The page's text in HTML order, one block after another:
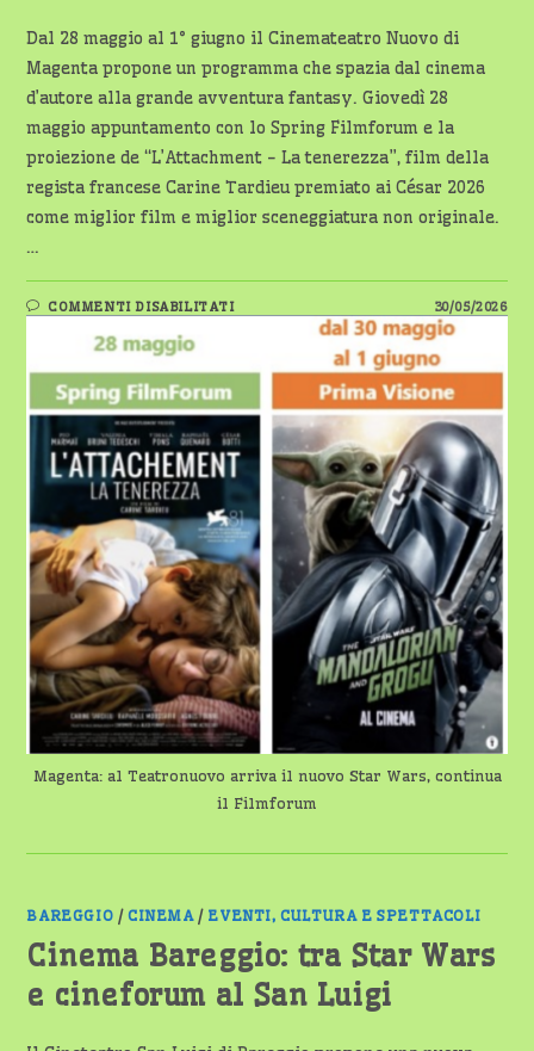
Dal 28 maggio al 1° giugno il Cinemateatro Nuovo di
Magenta propone un programma che spazia dal cinema
d’autore alla grande avventura fantasy. Giovedì 28
maggio appuntamento con lo Spring Filmforum e la
proiezione de “L’Attachment - La tenerezza”, film della
regista francese Carine Tardieu premiato ai César 2026
come miglior film e miglior sceneggiatura non originale.
…
COMMENTI DISABILITATISU
MAGENTA:
TEATRONUOVO
ARRIVA
STAR
WARS,
CONTINUA
IL
FILMFORUM
30/05/2026
Magenta: al Teatronuovo arriva il nuovo Star Wars, continua
il Filmforum
BAREGGIO /CINEMA/ EVENTI, CULTURA E SPETTACOLI
Cinema Bareggio: tra Star Wars
e cineforum al San Luigi